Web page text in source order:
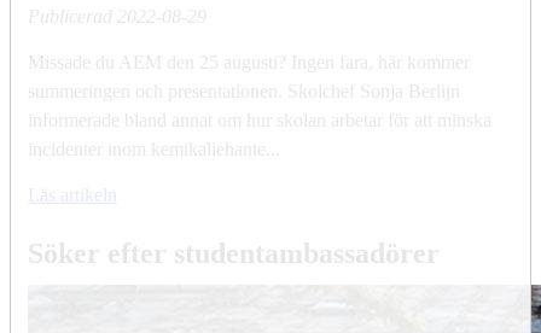
Publicerad 2022-08-29
Missade du AEM den 25 augusti? Ingen fara, här kommer
summeringen och presentationen. Skolchef Sonja Berlijn
informerade bland annat om hur skolan arbetar för att minska
incidenter inom kemikaliehante...
Läs artikeln
Söker efter studentambassadörer